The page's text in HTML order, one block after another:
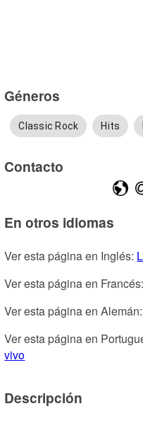
Géneros
Classic Rock Hits
Contacto
En otros idiomas
Ver esta página en Inglés:
Ver esta página en Francés:
Ver esta página en Alemán:
Ver esta página en
vivo
Descripción